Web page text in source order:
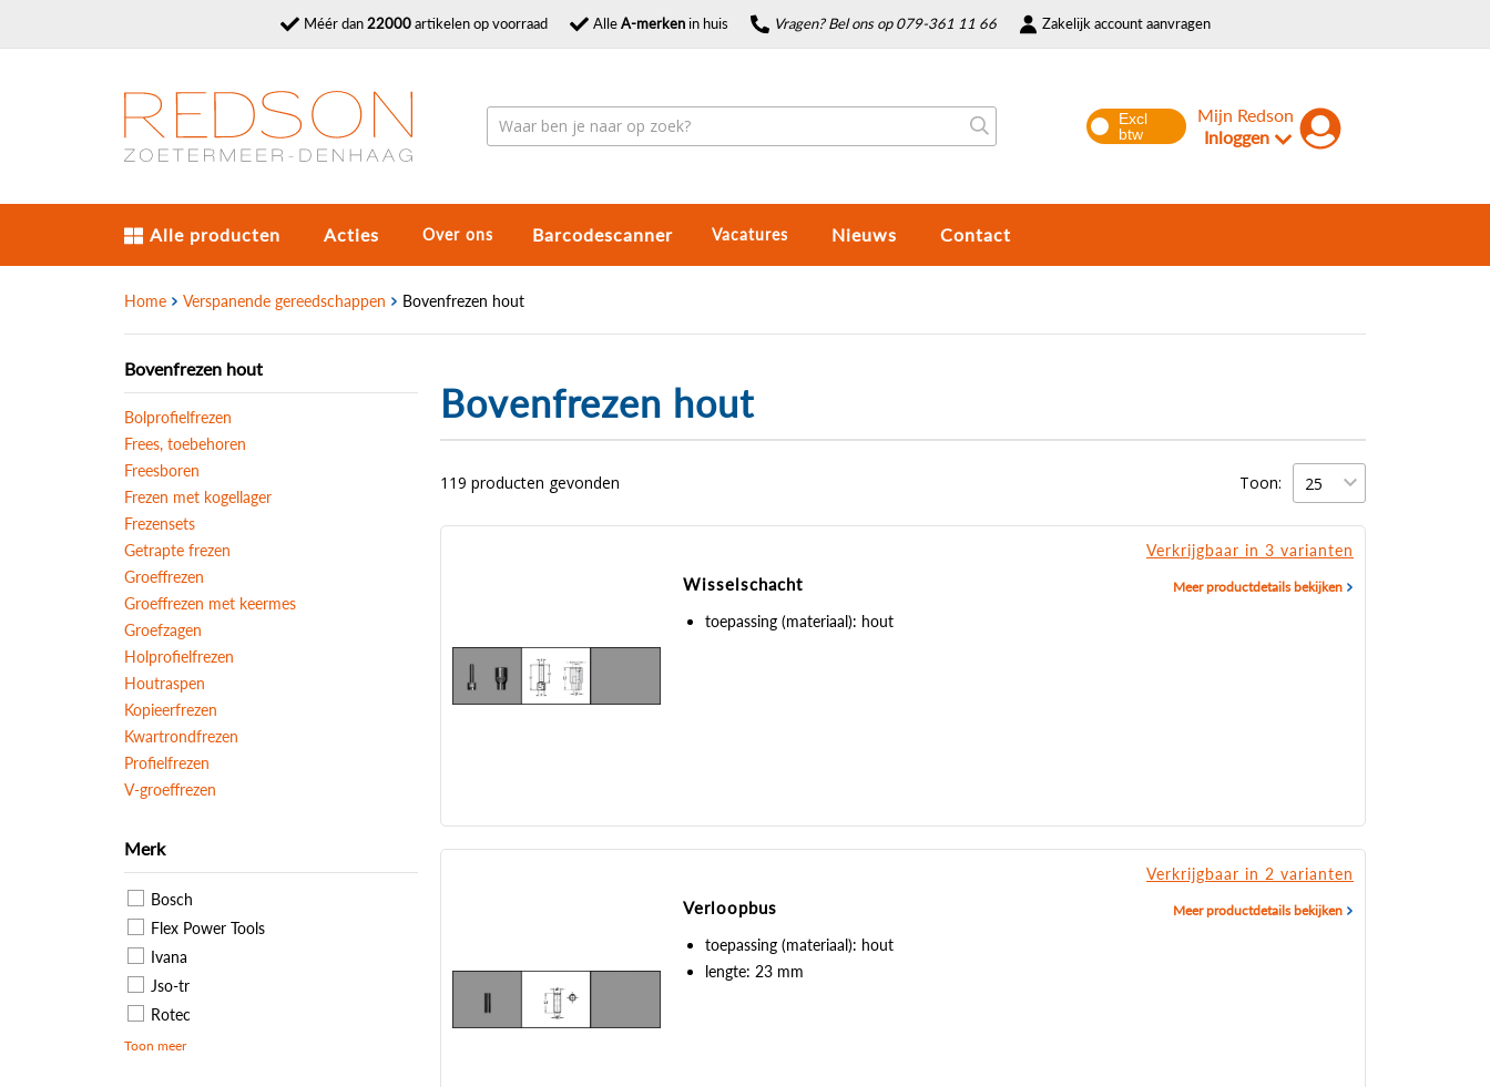
Méér dan22000artikelen op voorraad AlleA-merkenin huis Vragen? Bel ons op 079-361 11 66 Zakelijk account aanvragen
Mijn Redson
Inloggen
Alle producten Acties Over ons Barcodescanner Vacatures Nieuws Contact
Home Verspanende gereedschappen Bovenfrezen hout
Bovenfrezen hout
Bolprofielfrezen
Frees, toebehoren
Freesboren
Frezen met kogellager
Frezensets
Getrapte frezen
Groeffrezen
Groeffrezen met keermes
Groefzagen
Holprofielfrezen
Houtraspen
Kopieerfrezen
Kwartrondfrezen
Profielfrezen
V-groeffrezen
Merk
Bosch
Flex Power Tools
Ivana
Jso-tr
Rotec
Toon meer
Bovenfrezen hout
119 producten gevonden Toon:
Wisselschacht
toepassing (materiaal): hout
Verkrijgbaar in 3 varianten
Meer productdetails bekijken
Verloopbus
toepassing (materiaal): hout
lengte: 23 mm
Verkrijgbaar in 2 varianten
Meer productdetails bekijken